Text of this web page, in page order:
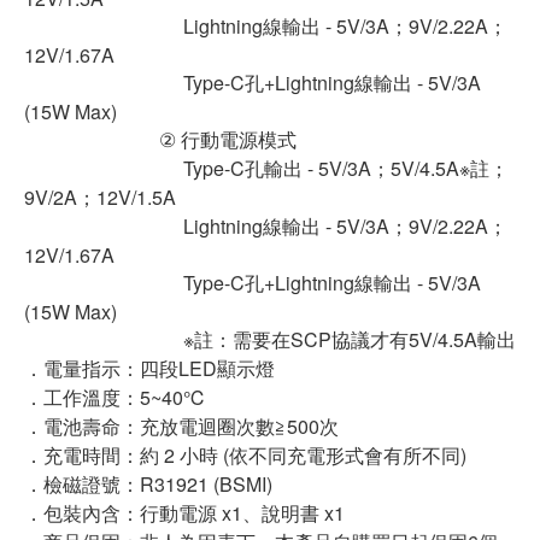
Lightning線輸出 - 5V/3A；9V/2.22A；
12V/1.67A
Type-C孔+Lightning線輸出 - 5V/3A
(15W Max)
② 行動電源模式
Type-C孔輸出 - 5V/3A；5V/4.5A※註；
9V/2A；12V/1.5A
Lightning線輸出 - 5V/3A；9V/2.22A；
12V/1.67A
Type-C孔+Lightning線輸出 - 5V/3A
(15W Max)
※註：需要在SCP協議才有5V/4.5A輸出
．電量指示：四段LED顯示燈
．工作溫度：5~40℃
．電池壽命：充放電迴圈次數≧500次
．充電時間：約 2 小時 (依不同充電形式會有所不同)
．檢磁證號：R31921 (BSMI)
．包裝內含：行動電源 x1、說明書 x1